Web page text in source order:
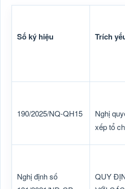
Số ký hiệu Trích
190/2025/NQ-QH15
Nghị
xếp tổ
Nghị định số
QUY